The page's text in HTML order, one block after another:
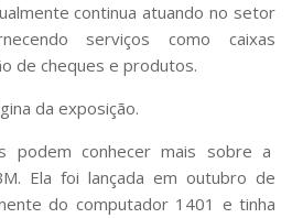
continua atuando no setor
serviços como caixas
de cheques e produtos.
da exposição.
podem conhecer mais sobre a
Ela foi lançada em outubro de
do computador 1401 e tinha